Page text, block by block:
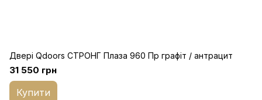
Двері Qdoors СТРОНГ Плаза 960 Пр графіт / антрацит
31 550 грн
Купити